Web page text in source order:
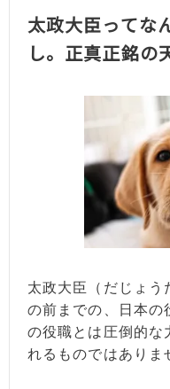
太政大臣ってな
し。正真正銘の
太政大臣（だじょ
の前までの、日本の
の役職とは圧倒的な
れるものではありま